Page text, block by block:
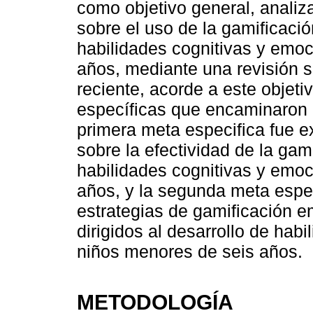
como objetivo general,
sobre el uso de la
habilidades cognitivas y
años, mediante una revisión
reciente, acorde a este
específicas que
primera meta especifica fue
sobre la efectividad de la
habilidades cognitivas y
años, y la segunda meta
estrategias de gamificación
dirigidos al desarrollo de
niños menores de seis años.
METODOLOGÍA